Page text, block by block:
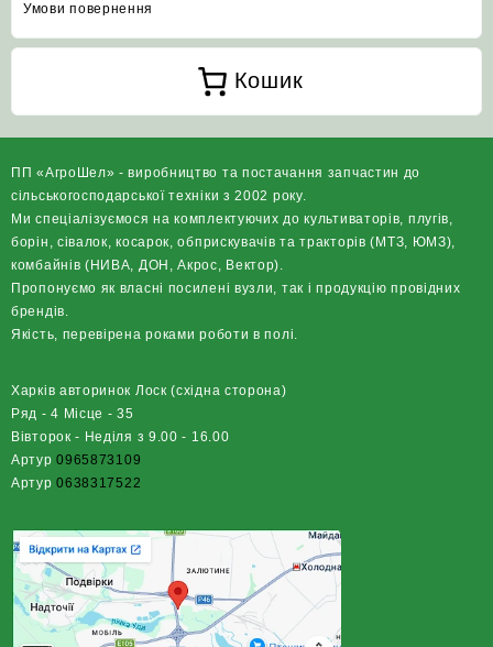
Умови повернення
Кошик
ПП «АгроШел» - виробництво та постачання запчастин до
сільськогосподарської техніки з 2002 року.
Ми спеціалізуємося на комплектуючих до культиваторів, плугів,
борін, сівалок, косарок, обприскувачів та тракторів (МТЗ, ЮМЗ),
комбайнів (НИВА, ДОН, Акрос, Вектор).
Пропонуємо як власні посилені вузли, так і продукцію провідних
брендів.
Якість, перевірена роками роботи в полі.
Харків авторинок Лоск (східна сторона)
Ряд - 4 Місце - 35
Вівторок - Неділя з 9.00 - 16.00
Артур0965873109
Артур0638317522